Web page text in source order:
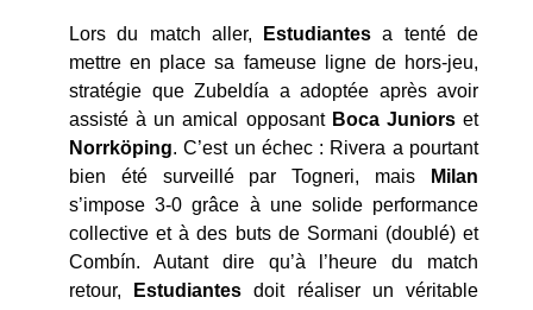
Lors du match aller, Estudiantes a tenté de
mettre en place sa fameuse ligne de hors-jeu,
stratégie que Zubeldía a adoptée après avoir
assisté à un amical opposant Boca Juniorset
Norrköping. C’est un échec : Rivera a pourtant
bien été surveillé par Togneri, mais
Milan
s’impose 3-0 grâce à une solide performance
collective et à des buts de Sormani (doublé) et
Combín. Autant dire qu’à l’heure du match
retour,
Estudiantes doit réaliser un véritable